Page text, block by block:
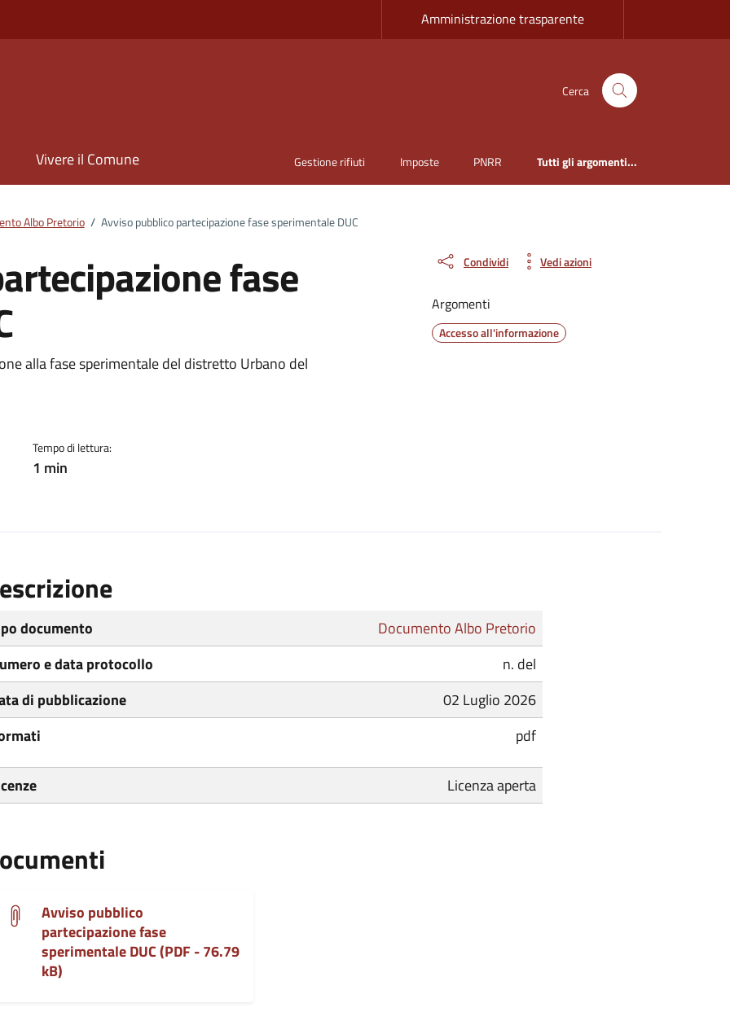
Amministrazione trasparente
Cerca
Vivere il Comune Gestione rifiuti Imposte PNRR Tutti gli argomenti...
Albo Pretorio / Avviso pubblico partecipazione fase sperimentale DUC
fase
alla fase sperimentale del distretto Urbano del
Tempo di lettura:
1 min
Condividi Vedi azioni
Argomenti
Accesso all'informazione
documento
Documento Albo Pretorio
e data protocollo
n. del
di pubblicazione
02 Luglio 2026
pdf
Licenza aperta
Avviso pubblico
partecipazione fase
sperimentale DUC (PDF - 76.79
kB)